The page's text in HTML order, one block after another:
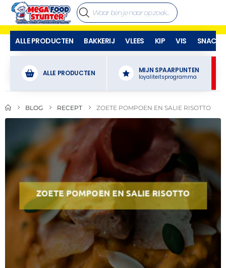
ALLE PRODUCTEN BAKKERIJ VLEES KIP VIS SNACKS
ALLE PRODUCTEN MIJN SPAARPUNTEN
loyaliteitsprogramma
BLOG RECEPT ZOETE POMPOEN EN SALIE RISOTTO